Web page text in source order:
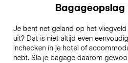
Bagageopslag
Je bent net geland op het
uit? Dat is niet altijd even
inchecken in je hotel of
hebt. Sla je bagage daarom